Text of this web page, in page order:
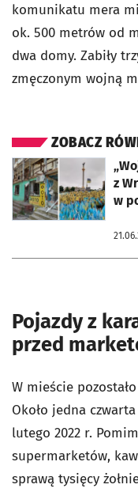
komunikatu mera
ok. 500 metrów od
dwa domy. Zabiły
zmęczonym wojną
ZOBACZ
z
w
otworzy się w nowej karcie
Pojazdy z
przed
W mieście
Około jedna
lutego 2022 r.
supermarketów,
sprawą tysięcy